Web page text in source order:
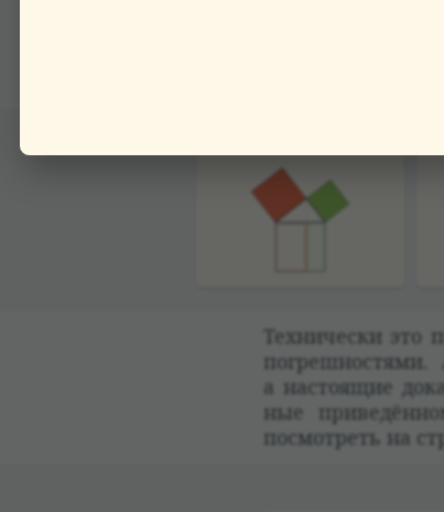
лён на две
из вершины
по площади
Тех­ни­че­ски это
а насто­ящие
ные
посмот­реть на